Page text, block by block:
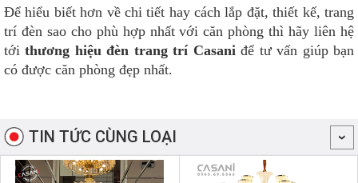
Để hiểu biết hơn về chi tiết hay cách lắp đặt, thiết kế, trang
trí đèn sao cho phù hợp nhất với căn phòng thì hãy liên hệ
tớithương hiệu đèn trang trí Casaniđể tư vấn giúp bạn
có được căn phòng đẹp nhất.
TIN TỨC CÙNG LOẠI